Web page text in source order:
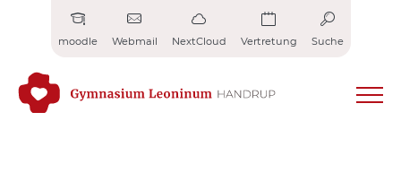
moodle Webmail NextCloud Vertretung Suche